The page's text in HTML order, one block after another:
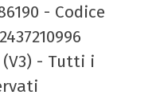
- Codice
- Tutti i